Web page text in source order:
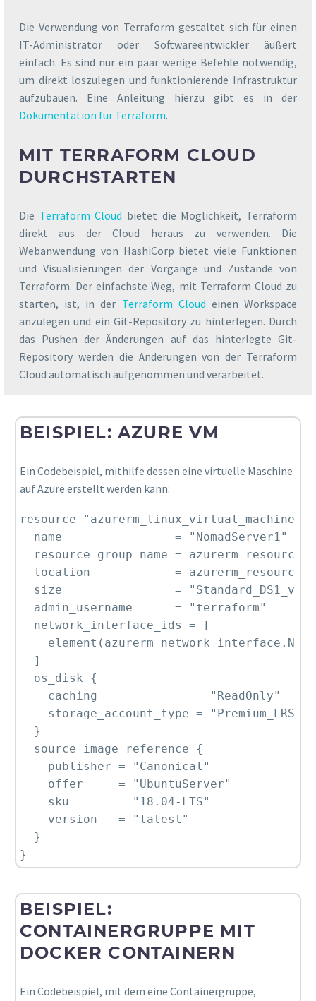
Die Verwendung von Terraform gestaltet sich für einen
IT-Administrator oder Softwareentwickler äußert
einfach. Es sind nur ein paar wenige Befehle notwendig,
um direkt loszulegen und funktionierende Infrastruktur
aufzubauen. Eine Anleitung hierzu gibt es in der
Dokumentation für Terraform.
MIT TERRAFORM CLOUD
DURCHSTARTEN
Die Terraform Cloud bietet die Möglichkeit, Terraform
direkt aus der Cloud heraus zu verwenden. Die
Webanwendung von HashiCorp bietet viele Funktionen
und Visualisierungen der Vorgänge und Zustände von
Terraform. Der einfachste Weg, mit Terraform Cloud zu
starten, ist, in der Terraform Cloud einen Workspace
anzulegen und ein Git-Repository zu hinterlegen. Durch
das Pushen der Änderungen auf das hinterlegte Git-
Repository werden die Änderungen von der Terraform
Cloud automatisch aufgenommen und verarbeitet.
BEISPIEL: AZURE VM
Ein Codebeispiel, mithilfe dessen eine virtuelle Maschine
auf Azure erstellt werden kann:
resource "azurerm_linux_virtual_machine"
  name                = "NomadServer1"
resource_group_name =
location            =
  size                = "Standard_DS1_v2"
  admin_username      = "terraform"
  network_interface_ids = [
  ]
  os_disk {
    caching              = "ReadOnly"
    storage_account_type = "Premium_LRS"
  }
  source_image_reference {
    publisher = "Canonical"
    offer     = "UbuntuServer"
    sku       = "18.04-LTS"
    version   = "latest"
  }
}
BEISPIEL:
CONTAINERGRUPPE MIT
DOCKER CONTAINERN
Ein Codebeispiel, mit dem eine Containergruppe,